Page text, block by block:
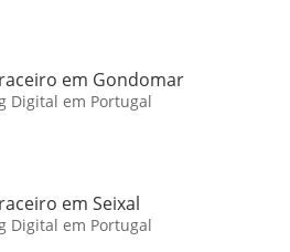
em Gondomar
Digital em Portugal
em Seixal
Digital em Portugal